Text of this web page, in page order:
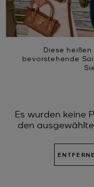
Diese
bevorstehende
Es wurden keine
den